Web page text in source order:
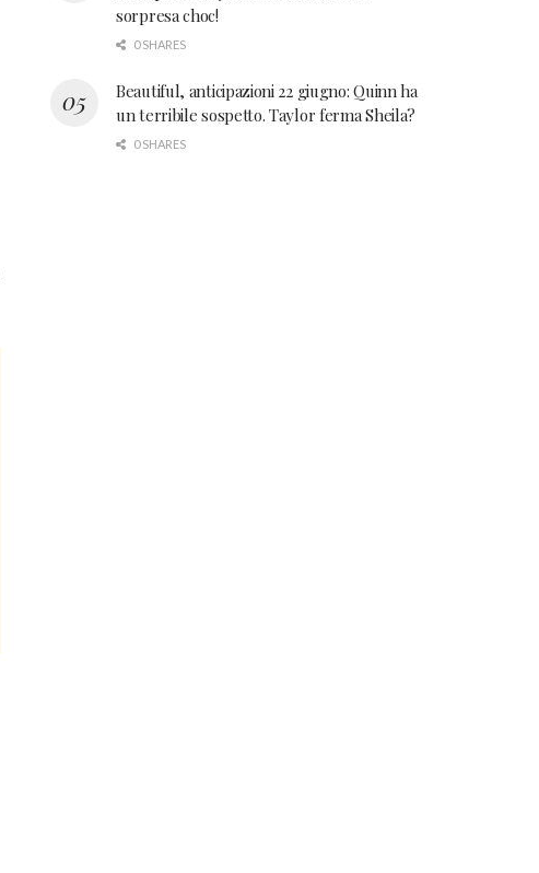
sorpresa choc!
0 SHARES
Beautiful, anticipazioni 22 giugno: Quinn ha
un terribile sospetto. Taylor ferma Sheila?
0 SHARES